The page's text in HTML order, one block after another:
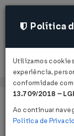
DCTF: RFB
débitos a declarar...
Política
Utilizamos
experiência,
conformidade com
13.709/2018 –
Ao continuar
Política de